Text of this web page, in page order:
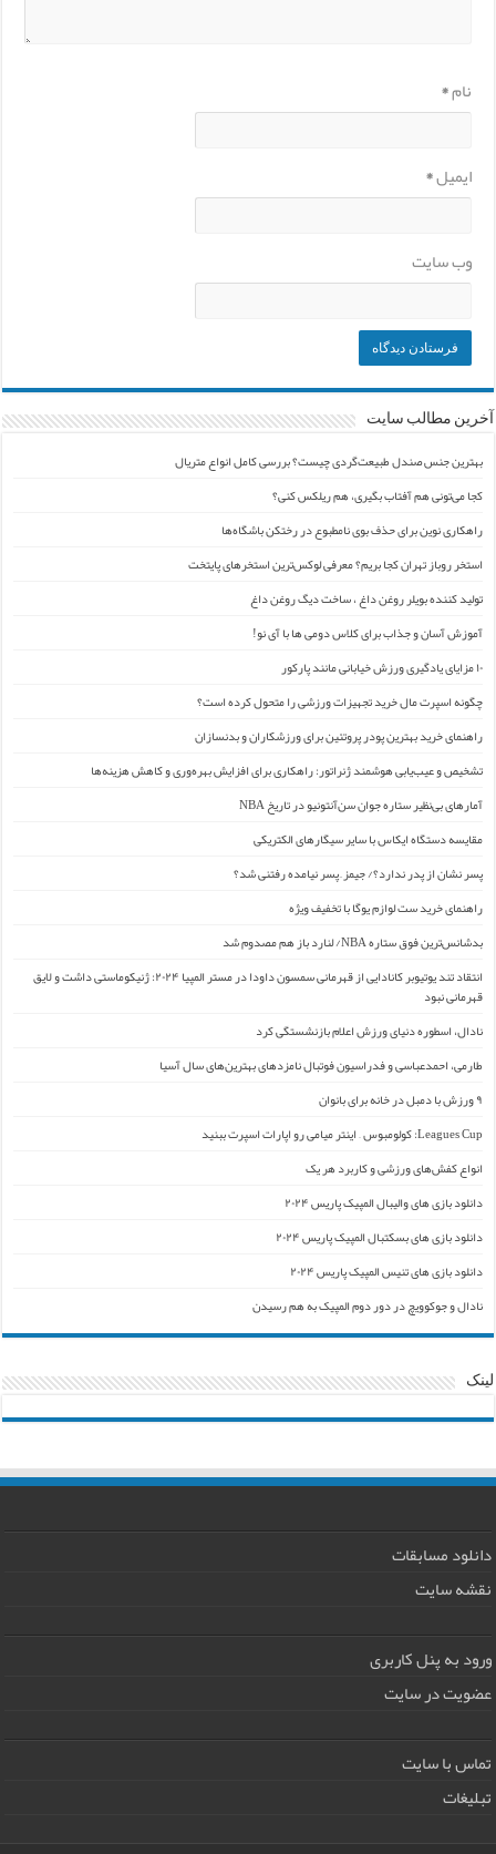
نام*
ایمیل*
وب‌ سایت
آخرین مطالب سایت
بهترین جنس صندل طبیعت‌گردی چیست؟ بررسی کامل انواع متریال
کجا می‌تونی هم آفتاب بگیری، هم ریلکس کنی؟
راهکاری نوین برای حذف بوی نامطبوع در رختکن باشگاه‌ها
استخر روباز تهران کجا بریم؟ معرفی لوکس‌ترین استخرهای پایتخت
تولید کننده بویلر روغن داغ ، ساخت دیگ روغن داغ
آموزش آسان و جذاب برای کلاس دومی ها با آی نو!
۱۰ مزایای یادگیری ورزش خیابانی مانند پارکور
چگونه اسپرت مال خرید تجهیزات ورزشی را متحول کرده است؟
راهنمای خرید بهترین پودر پروتئین برای ورزشکاران و بدنسازان
تشخیص و عیب‌یابی هوشمند ژنراتور: راهکاری برای افزایش بهره‌وری و کاهش هزینه‌ها
آمارهای بی‌نظیر ستاره جوان سن‌آنتونیو در تاریخ NBA
مقایسه دستگاه ایکاس با سایر سیگارهای الکتریکی
پسر نشان از پدر ندارد؟/ جیمز ِ پسر نیامده رفتنی شد؟
راهنمای خرید ست لوازم یوگا با تخفیف ویژه
بدشانس‌ترین فوق ستاره NBA/ لنارد باز هم مصدوم شد
انتقاد تند یوتیوبر کانادایی از قهرمانی سمسون داودا در مستر المپیا ۲۰۲۴: ژنیکوماستی داشت و لایق
قهرمانی نبود
نادال، اسطوره دنیای ورزش اعلام بازنشستگی کرد
طارمی، احمدعباسی و فدراسیون فوتبال نامزدهای بهترین‌های سال آسیا
۹ ورزش با دمبل در خانه برای بانوان
Leagues Cup: کولومبوس – اینتر میامی رو اپارات اسپرت ببنید
انواع کفش‌های ورزشی و کاربرد هر یک
دانلود بازی های والیبال المپیک پاریس ۲۰۲۴
دانلود بازی های بسکتبال المپیک پاریس ۲۰۲۴
دانلود بازی های تنیس المپیک پاریس ۲۰۲۴
نادال و جوکوویچ در دور دوم المپیک به هم رسیدن
لینک
دانلود مسابقات
نقشه سایت
ورود به پنل کاربری
عضویت در سایت
تماس با سایت
تبلیغات